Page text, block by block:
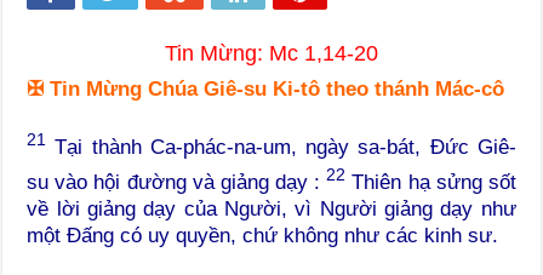
Tin Mừng: Mc 1,14-20
✠Tin Mừng Chúa Giê-su Ki-tô theo thánh Mác-cô
21 Tại thành Ca-phác-na-um, ngày sa-bát, Đức Giê-
su vào hội đường và giảng dạy :22 Thiên hạ sửng sốt
về lời giảng dạy của Người, vì Người giảng dạy như
một Đấng có uy quyền, chứ không như các kinh sư.